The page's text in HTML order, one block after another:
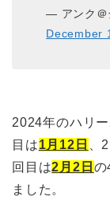
— アンク＠
December
2024年のハリ
目は1月12日 、
回目は2月2日 の
ました。